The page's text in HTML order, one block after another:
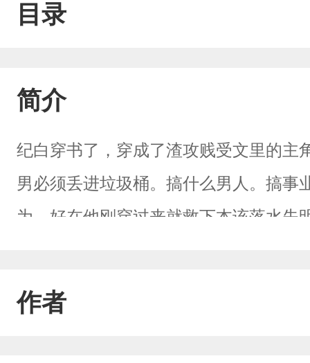
目录
简介
纪白穿书了，穿成了渣攻贱受文里的主
男必须丢进垃圾桶。搞什么男人。搞事
为，好在他刚穿过来就救下本该落水失
乎……疯批反派变得更疯了？拿稳大男
作者